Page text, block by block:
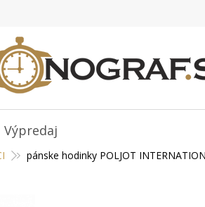
pánske hodinky POLJOT
Výpredaj